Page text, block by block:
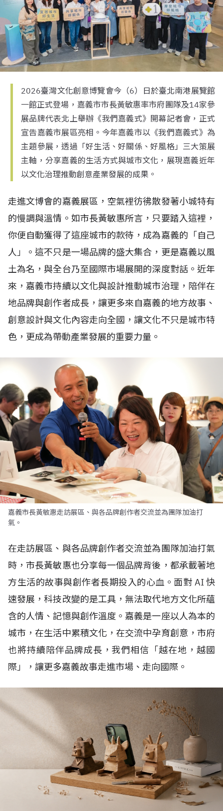
2026臺灣文化創意博覽會今（6）日於臺北南港展覽館
一館正式登場，嘉義市市長黃敏惠率市府團隊及14家參
展品牌代表北上舉辦《我們嘉義式》開幕記者會，正式
宣告嘉義市展區亮相。今年嘉義市以《我們嘉義式》為
主題參展，透過「好生活、好關係、好風格」三大策展
主軸，分享嘉義的生活方式與城市文化，展現嘉義近年
以文化治理推動創意產業發展的成果。
走進文博會的嘉義展區，空氣裡彷彿散發著小城特有
的慢調與溫情。如市長黃敏惠所言，只要踏入這裡，
你便自動獲得了這座城市的款待，成為嘉義的「自己
人」。這不只是一場品牌的盛大集合，更是嘉義以風
土為名，與全台乃至國際市場展開的深度對話。近年
來，嘉義市持續以文化與設計推動城市治理，陪伴在
地品牌與創作者成長，讓更多來自嘉義的地方故事、
創意設計與文化內容走向全國，讓文化不只是城市特
色，更成為帶動產業發展的重要力量。
嘉義市長黃敏惠走訪展區、與各品牌創作者交流並為團隊加油打
氣。
在走訪展區、與各品牌創作者交流並為團隊加油打氣
時，市長黃敏惠也分享每一個品牌背後，都承載著地
方生活的故事與創作者長期投入的心血。面對 AI快
速發展，科技改變的是工具，無法取代地方文化所蘊
含的人情、記憶與創作溫度。嘉義是一座以人為本的
城市，在生活中累積文化，在交流中孕育創意，市府
也將持續陪伴品牌成長，我們相信「越在地，越國
際」，讓更多嘉義故事走進市場、走向國際。